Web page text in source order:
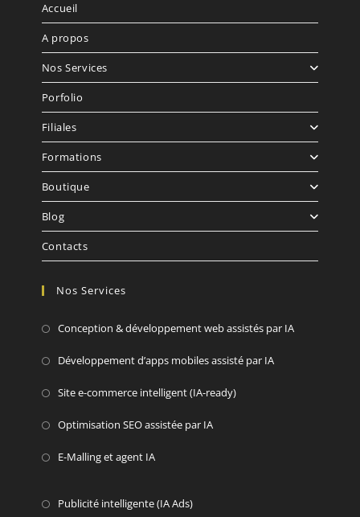
Accueil
A propos
Nos Services
Porfolio
Filiales
Formations
Boutique
Blog
Contacts
Nos Services
Conception & développement web assistés par IA
Développement d’apps mobiles assisté par IA
Site e-commerce intelligent (IA-ready)
Optimisation SEO assistée par IA
E-Malling et agent IA
Publicité intelligente (IA Ads)